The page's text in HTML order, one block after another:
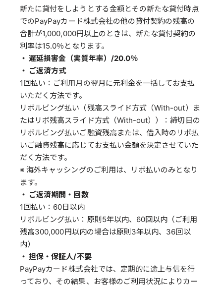
新たに貸付をしようとする金額とその新たな貸付時点
でのPayPayカード株式会社の他の貸付契約の残高の
合計が1,000,000円以上のときは、新たな貸付契約の
利率は15.0％となります。
・ 遅延損害金（実質年率）/20.0％
・ ご返済方式
1回払い：ご利用月の翌月に元利金を一括してお支払
いただく方法です。
リボルビング払い（残高スライド方式（With-out）ま
たはリボ残高スライド方式（With-out））：締切日の
リボルビング払いご融資残高または、借入時のリボ払
いご融資残高に応じてお支払い金額を決定させていた
だく方法です。
※ 海外キャッシングのご利用は、リボ払いのみとなり
ます。
・ ご返済期間・回数
1回払い：60日以内
リボルビング払い：原則5年以内、60回以内（ご利用
残高300,000円以内の場合は原則3年以内、36回以
内）
・ 担保・保証人/不要
PayPayカード株式会社では、定期的に途上与信を行
っており、その結果、お客様のご利用状況によりカー